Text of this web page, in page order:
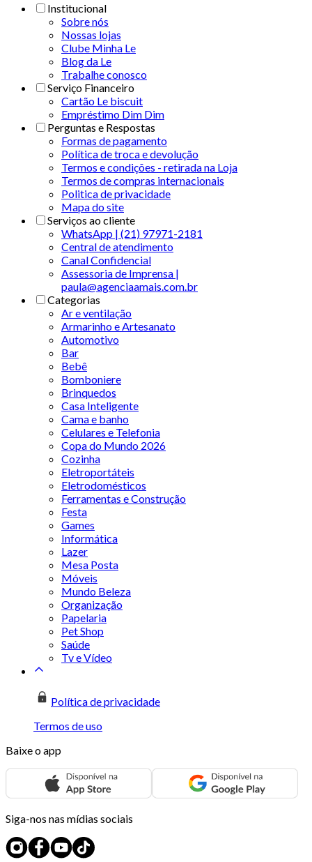
Institucional
Sobre nós
Nossas lojas
Clube Minha Le
Blog da Le
Trabalhe conosco
Serviço Financeiro
Cartão Le biscuit
Empréstimo Dim Dim
Perguntas e Respostas
Formas de pagamento
Política de troca e devolução
Termos e condições - retirada na Loja
Termos de compras internacionais
Politica de privacidade
Mapa do site
Serviços ao cliente
WhatsApp | (21) 97971-2181
Central de atendimento
Canal Confidencial
Assessoria de Imprensa |
paula@agenciaamais.com.br
Categorias
Ar e ventilação
Armarinho e Artesanato
Automotivo
Bar
Bebê
Bomboniere
Brinquedos
Casa Inteligente
Cama e banho
Celulares e Telefonia
Copa do Mundo 2026
Cozinha
Eletroportáteis
Eletrodomésticos
Ferramentas e Construção
Festa
Games
Informática
Lazer
Mesa Posta
Móveis
Mundo Beleza
Organização
Papelaria
Pet Shop
Saúde
Tv e Vídeo
Política de privacidade
Termos de uso
Baixe o app
Siga-nos nas mídias sociais